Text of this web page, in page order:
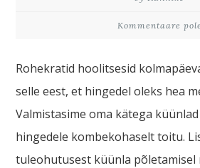
Kommentaare pole
Rohekratid hoolitsesid
selle eest, et hingedel oleks hea
Valmistasime oma kätega
hingedele kombekohaselt toitu.
tuleohutusest küünla põletamisel